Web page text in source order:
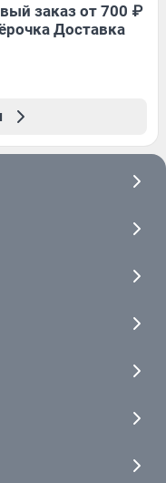
заказ от 700 ₽
Доставка